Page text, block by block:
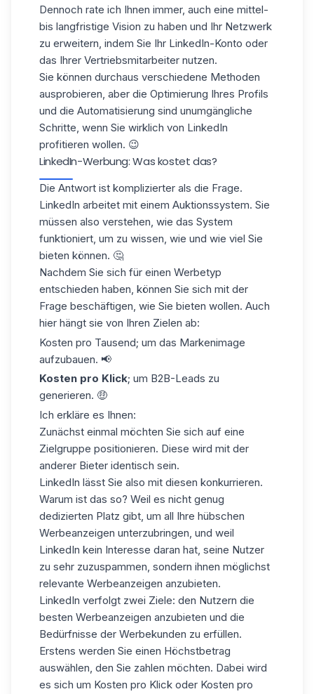
Dennoch rate ich Ihnen immer, auch eine mittel-
bis langfristige Vision zu haben und Ihr Netzwerk
zu erweitern, indem Sie Ihr LinkedIn-Konto oder
das Ihrer Vertriebsmitarbeiter nutzen.
Sie können durchaus verschiedene Methoden
ausprobieren, aber die Optimierung Ihres Profils
und die Automatisierung sind unumgängliche
Schritte, wenn Sie wirklich von LinkedIn
profitieren wollen. 😉
LinkedIn-Werbung: Was kostet das?
Die Antwort ist komplizierter als die Frage.
LinkedIn arbeitet mit einem Auktionssystem. Sie
müssen also verstehen, wie das System
funktioniert, um zu wissen, wie und wie viel Sie
bieten können. 🤔
Nachdem Sie sich für einen Werbetyp
entschieden haben, können Sie sich mit der
Frage beschäftigen, wie Sie bieten wollen. Auch
hier hängt sie von Ihren Zielen ab:
Kosten pro Tausend; um das Markenimage
aufzubauen. 📢
Kosten pro Klick; um B2B-Leads zu
generieren. 🤑
Ich erkläre es Ihnen:
Zunächst einmal möchten Sie sich auf eine
Zielgruppe positionieren. Diese wird mit der
anderer Bieter identisch sein.
LinkedIn lässt Sie also mit diesen konkurrieren.
Warum ist das so? Weil es nicht genug
dedizierten Platz gibt, um all Ihre hübschen
Werbeanzeigen unterzubringen, und weil
LinkedIn kein Interesse daran hat, seine Nutzer
zu sehr zuzuspammen, sondern ihnen möglichst
relevante Werbeanzeigen anzubieten.
LinkedIn verfolgt zwei Ziele: den Nutzern die
besten Werbeanzeigen anzubieten und die
Bedürfnisse der Werbekunden zu erfüllen.
Erstens werden Sie einen Höchstbetrag
auswählen, den Sie zahlen möchten. Dabei wird
es sich um Kosten pro Klick oder Kosten pro